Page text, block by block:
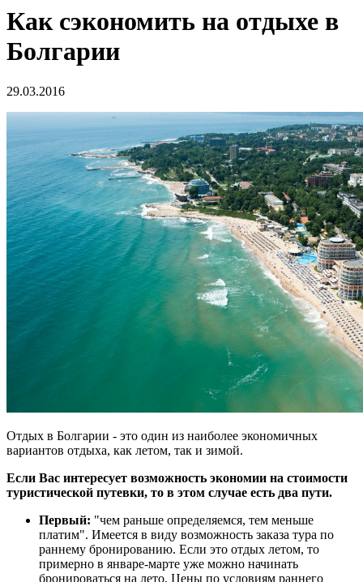
Как сэкономить на отдыхе в
Болгарии
29.03.2016
Отдых в Болгарии - это один из наиболее экономичных
вариантов отдыха, как летом, так и зимой.
Если Вас интересует возможность экономии на стоимости
туристической путевки, то в этом случае есть два пути.
Первый: "чем раньше определяемся, тем меньше
платим". Имеется в виду возможность заказа тура по
раннему бронированию. Если это отдых летом, то
примерно в январе-марте уже можно начинать
бронироваться на лето. Цены по условиям раннего